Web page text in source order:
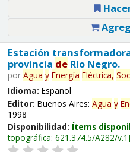
Estación
provincia deRío Negro.
por Agua y Energía Eléctrica,
Idioma: Español
Editor: Buenos Aires: Agua y
1998
Disponibilidad: Ítems
topográfica: 621.374.5/A282/v.1